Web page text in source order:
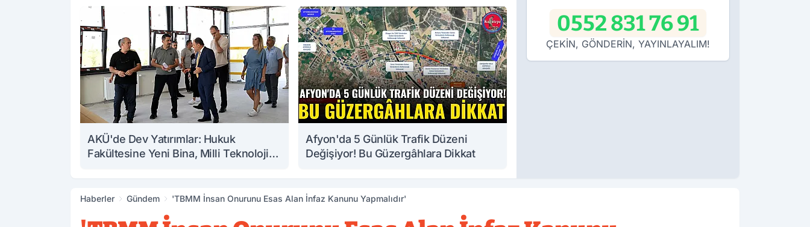
AKÜ'de Dev Yatırımlar: Hukuk
Fakültesine Yeni Bina, Milli Teknoloji
Afyon'da 5 Günlük Trafik Düzeni
Değişiyor! Bu Güzergâhlara Dikkat
0552 831 76 91
ÇEKİN, GÖNDERİN, YAYINLAYALIM!
Haberler Gündem 'TBMM İnsan Onurunu Esas Alan İnfaz Kanunu Yapmalıdır'